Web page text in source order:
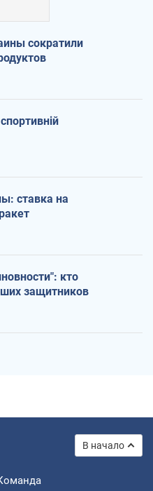
сократили
ставка на
кто
защитников
В начало